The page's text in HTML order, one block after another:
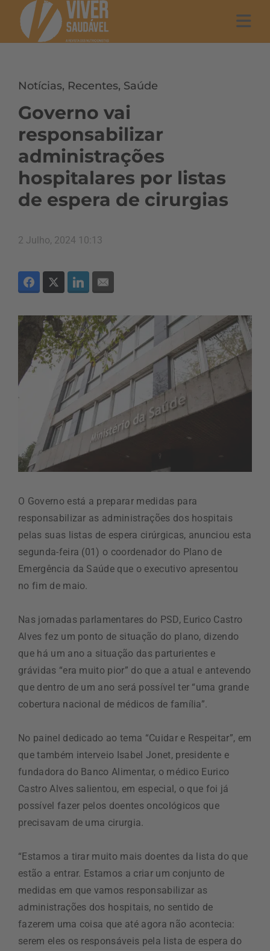
Notícias, Recentes, Saúde
Governo vai
responsabilizar
administrações
hospitalares por listas
de espera de cirurgias
2 Julho, 2024 10:13
O Governo está a preparar medidas para
responsabilizar as administrações dos hospitais
pelas suas listas de espera cirúrgicas, anunciou esta
segunda-feira (01) o coordenador do Plano de
Emergência da Saúde que o executivo apresentou
no fim de maio.
Nas jornadas parlamentares do PSD, Eurico Castro
Alves fez um ponto de situação do plano, dizendo
que há um ano a situação das parturientes e
grávidas “era muito pior” do que a atual e antevendo
que dentro de um ano será possível ter “uma grande
cobertura nacional de médicos de família”.
No painel dedicado ao tema “Cuidar e Respeitar”, em
que também interveio Isabel Jonet, presidente e
fundadora do Banco Alimentar, o médico Eurico
Castro Alves salientou, em especial, o que foi já
possível fazer pelos doentes oncológicos que
precisavam de uma cirurgia.
“Estamos a tirar muito mais doentes da lista do que
estão a entrar. Estamos a criar um conjunto de
medidas em que vamos responsabilizar as
administrações dos hospitais, no sentido de
fazerem uma coisa que até agora não acontecia:
serem eles os responsáveis pela lista de espera do